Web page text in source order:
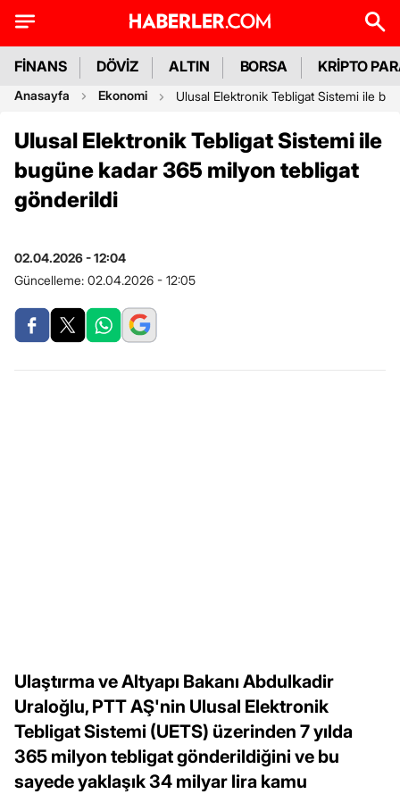
FİNANS DÖVİZ ALTIN BORSA KRİPTO
Anasayfa Ekonomi Ulusal Elektronik Tebligat Sistemi ile
Ulusal Elektronik Tebligat Sistemi ile
bugüne kadar 365 milyon tebligat
gönderildi
02.04.2026 - 12:04
Güncelleme: 02.04.2026 - 12:05
Ulaştırma ve Altyapı Bakanı Abdulkadir
Uraloğlu, PTT AŞ'nin Ulusal Elektronik
Tebligat Sistemi (UETS) üzerinden 7 yılda
365 milyon tebligat gönderildiğini ve bu
sayede yaklaşık 34 milyar lira kamu